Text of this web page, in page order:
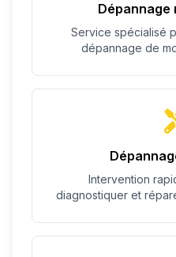
Dépannage
Service spécialisé
dépannage de
Intervention
diagnostiquer et